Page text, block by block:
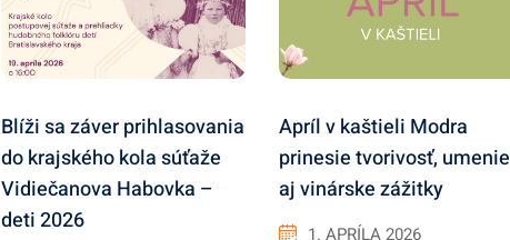
Blíži sa záver prihlasovania
do krajského kola súťaže
Vidiečanova Habovka –
deti 2026
Apríl v kaštieli Modra
prinesie tvorivosť, umenie
aj vinárske zážitky
1. APRÍLA 2026